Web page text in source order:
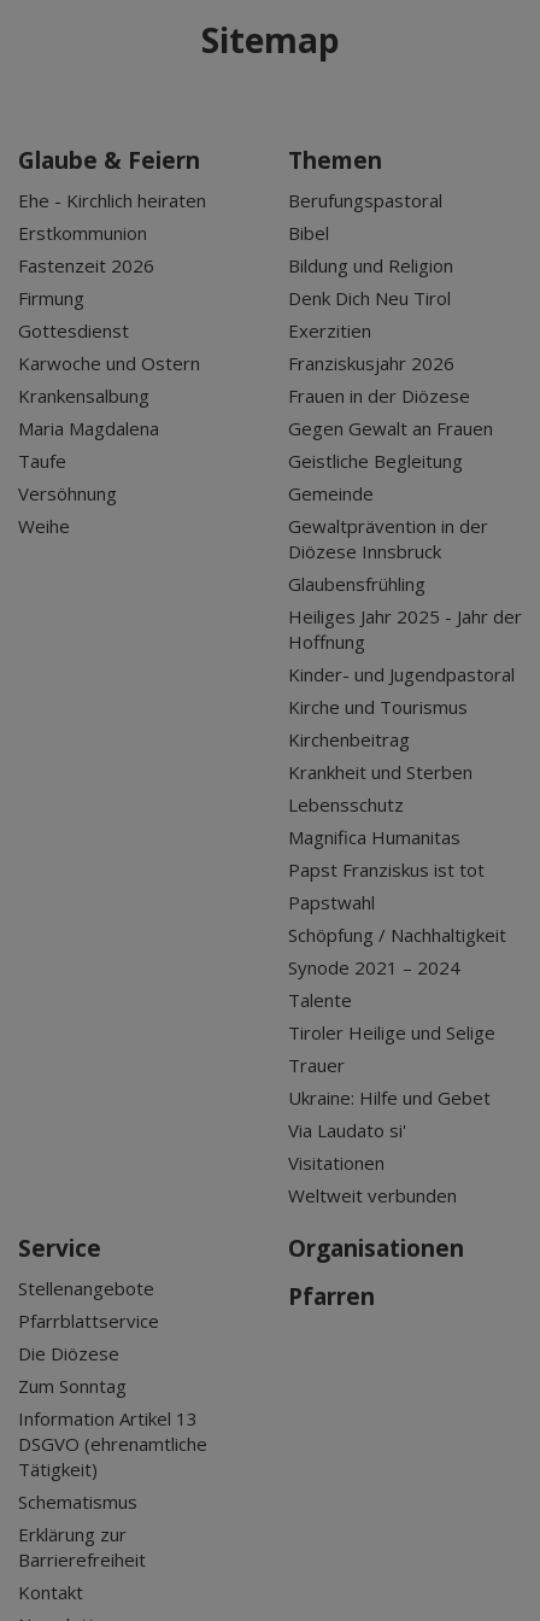
Sitemap
Glaube & Feiern
Ehe - Kirchlich heiraten
Erstkommunion
Fastenzeit 2026
Firmung
Gottesdienst
Karwoche und Ostern
Krankensalbung
Maria Magdalena
Taufe
Versöhnung
Weihe
Themen
Berufungspastoral
Bibel
Bildung und Religion
Denk Dich Neu Tirol
Exerzitien
Franziskusjahr 2026
Frauen in der Diözese
Gegen Gewalt an Frauen
Geistliche Begleitung
Gemeinde
Gewaltprävention in der
Diözese Innsbruck
Glaubensfrühling
Heiliges Jahr 2025 - Jahr der
Hoffnung
Kinder- und Jugendpastoral
Kirche und Tourismus
Kirchenbeitrag
Krankheit und Sterben
Lebensschutz
Magnifica Humanitas
Papst Franziskus ist tot
Papstwahl
Schöpfung / Nachhaltigkeit
Synode 2021 – 2024
Talente
Tiroler Heilige und Selige
Trauer
Ukraine: Hilfe und Gebet
Via Laudato si'
Visitationen
Weltweit verbunden
Service
Stellenangebote
Pfarrblattservice
Die Diözese
Zum Sonntag
Information Artikel 13
DSGVO (ehrenamtliche
Tätigkeit)
Schematismus
Erklärung zur
Barrierefreiheit
Kontakt
Organisationen
Pfarren